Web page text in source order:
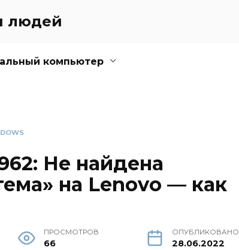
людей
компьютер
Не найдена
на Lenovo — как
ПРОСМОТРОВ
66
ОПУБЛИКОВАНО
28.06.2022